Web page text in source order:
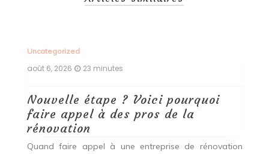
Uncategorized
août 6, 2026 23 minutes
Nouvelle étape ? Voici pourquoi
faire appel à des pros de la
rénovation
Quand faire appel à une entreprise de rénovation